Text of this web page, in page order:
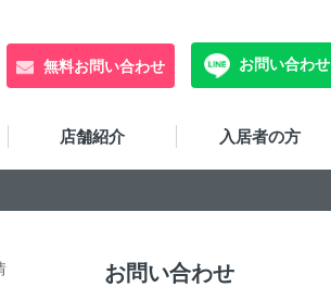
無料お問い合わせ お問い合わせ
店舗紹介 入居者の方
お問い合わせ